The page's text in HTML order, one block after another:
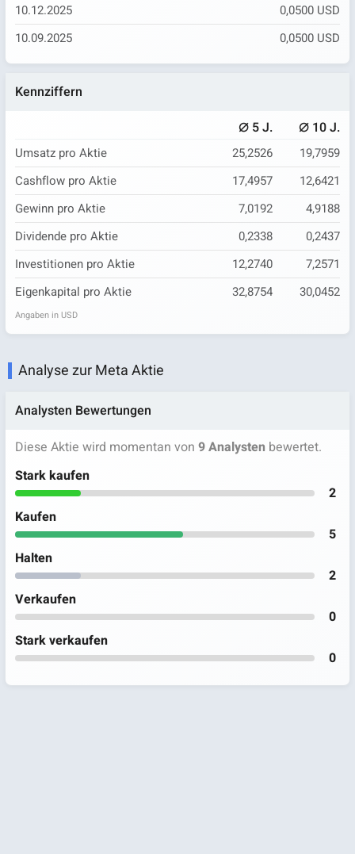
10.12.2025
0,0500 USD
10.09.2025
0,0500 USD
Kennziffern
⌀ 5 J. ⌀ 10 J.
Umsatz pro Aktie 25,2526
19,7959
Cashflow pro Aktie
17,4957
12,6421
Gewinn pro Aktie
7,0192
4,9188
Dividende pro Aktie
0,2338
0,2437
Investitionen pro Aktie
12,2740
7,2571
Eigenkapital pro Aktie
32,8754 30,0452
Angaben in USD
Analyse zur Meta Aktie
Analysten Bewertungen
Diese Aktie wird momentan von 9 Analysten bewertet.
Stark kaufen
2
Kaufen
5
Halten
2
Verkaufen
0
Stark verkaufen
0